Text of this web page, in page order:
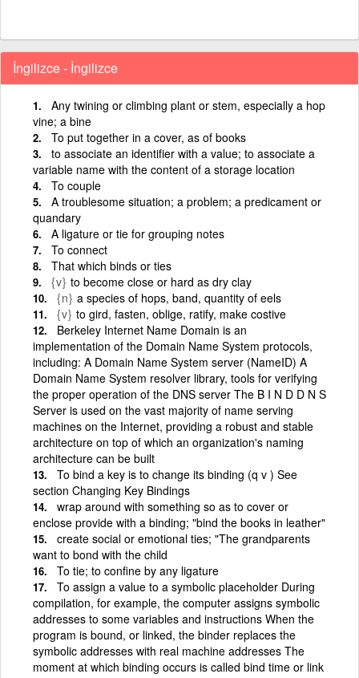
İngilizce - İngilizce
Any twining or climbing plant or stem, especially a hop
vine; a bine
To put together in a cover, as of books
to associate an identifier with a value; to associate a
variable name with the content of a storage location
To couple
A troublesome situation; a problem; a predicament or
quandary
A ligature or tie for grouping notes
To connect
That which binds or ties
{v} to become close or hard as dry clay
{n} a species of hops, band, quantity of eels
{v} to gird, fasten, oblige, ratify, make costive
Berkeley Internet Name Domain is an
implementation of the Domain Name System protocols,
including: A Domain Name System server (NameID) A
Domain Name System resolver library, tools for verifying
the proper operation of the DNS server The B I N D D N S
Server is used on the vast majority of name serving
machines on the Internet, providing a robust and stable
architecture on top of which an organization's naming
architecture can be built
To bind a key is to change its binding (q v ) See
section Changing Key Bindings
wrap around with something so as to cover or
enclose provide with a binding; "bind the books in leather"
create social or emotional ties; "The grandparents
want to bond with the child
To tie; to confine by any ligature
To assign a value to a symbolic placeholder During
compilation, for example, the computer assigns symbolic
addresses to some variables and instructions When the
program is bound, or linked, the binder replaces the
symbolic addresses with real machine addresses The
moment at which binding occurs is called bind time or link